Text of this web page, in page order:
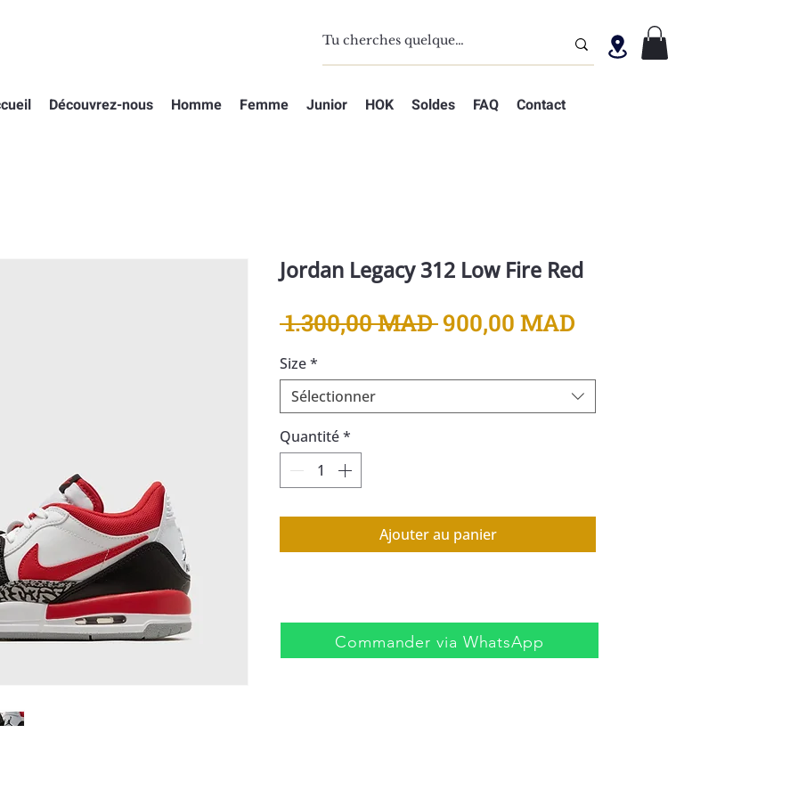
Découvrez-nous Homme Femme Junior HOK Soldes FAQ Contact
Jordan Legacy 312 Low Fire Red
1.300,00 MAD Prix
900,00 MAD
Size*
Sélectionner
Quantité*
Ajouter au panier
Commander via WhatsApp